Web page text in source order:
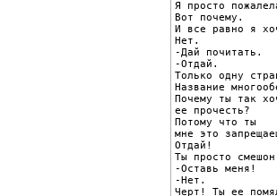
Я просто
Вот почему.
И все равно я
Нет.
-Дай почитать.
-Отдай.
Только одну
Название
Почему ты так
ее прочесть?
Потому что ты
мне это
Отдай!
Ты просто
-Оставь меня!
-Нет.
Черт! Ты ее